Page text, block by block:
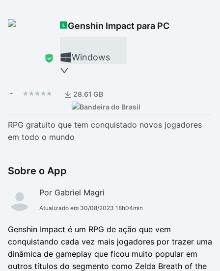
Genshin Impact para PC
Windows
- 28.61 GB
RPG gratuito que tem conquistado novos jogadores
em todo o mundo
Sobre o App
Por Gabriel Magri
Atualizado em 30/08/2023 18h04min
Genshin Impact é um RPG de ação que vem
conquistando cada vez mais jogadores por trazer uma
dinâmica de gameplay que ficou muito popular em
outros títulos do segmento como Zelda Breath of the